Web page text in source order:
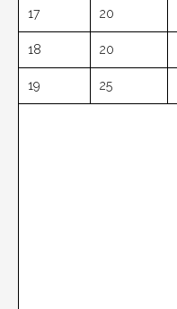
17 20
18 20
19 25